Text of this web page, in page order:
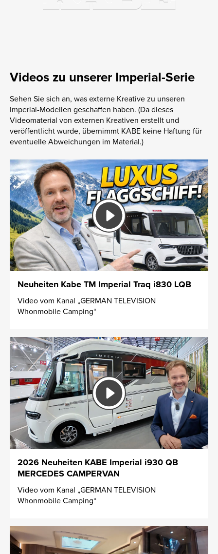
Videos zu unserer Imperial-Serie
Sehen Sie sich an, was externe Kreative zu unseren
Imperial-Modellen geschaffen haben. (Da dieses
Videomaterial von externen Kreativen erstellt und
veröffentlicht wurde, übernimmt KABE keine Haftung für
eventuelle Abweichungen im Material.)
Neuheiten Kabe TM Imperial Traq i830 LQB
Video vom Kanal „GERMAN TELEVISION
Whonmobile Camping“
2026 Neuheiten KABE Imperial i930 QB
MERCEDES CAMPERVAN
Video vom Kanal „GERMAN TELEVISION
Whonmobile Camping“